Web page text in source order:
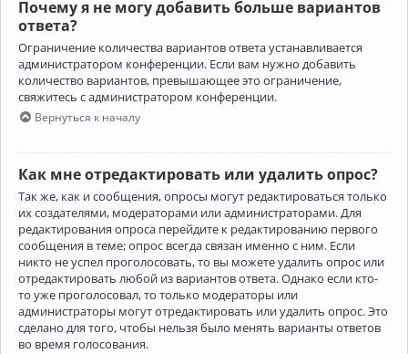
Почему я не могу добавить больше вариантов
ответа?
Ограничение количества вариантов ответа устанавливается
администратором конференции. Если вам нужно добавить
количество вариантов, превышающее это ограничение,
свяжитесь с администратором конференции.
Вернуться к началу
Как мне отредактировать или удалить опрос?
Так же, как и сообщения, опросы могут редактироваться только
их создателями, модераторами или администраторами. Для
редактирования опроса перейдите к редактированию первого
сообщения в теме; опрос всегда связан именно с ним. Если
никто не успел проголосовать, то вы можете удалить опрос или
отредактировать любой из вариантов ответа. Однако если кто-
то уже проголосовал, то только модераторы или
администраторы могут отредактировать или удалить опрос. Это
сделано для того, чтобы нельзя было менять варианты ответов
во время голосования.